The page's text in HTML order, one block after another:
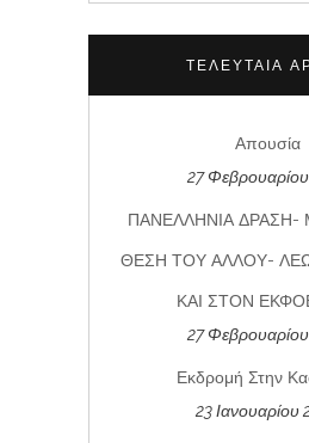
ΤΕΛΕΥΤΑΊΑ
Απουσία
27
ΠΑΝΕΛΛΗΝΙΑ ΔΡΑΣΗ-
ΘΕΣΗ ΤΟΥ ΑΛΛΟΥ- ΛΕΩ
ΚΑΙ ΣΤΟΝ
27
Εκδρομή Στην
23 Ιανουαρίου